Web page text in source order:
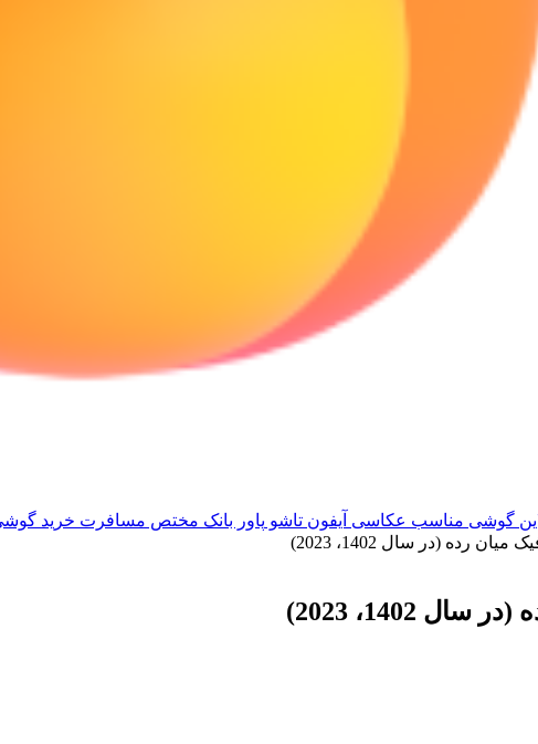
گوشی مناسب عکاسی آیفون تاشو پاور بانک مختص مسافرت خرید
رده (در سال 1402، 2023)
1402، 2023)